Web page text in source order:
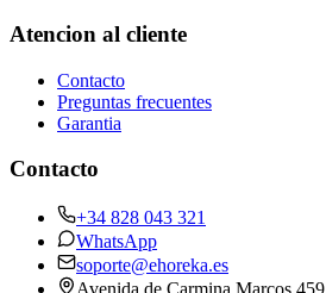
Atencion al cliente
Contacto
Preguntas frecuentes
Garantia
Contacto
+34 828 043 321
WhatsApp
soporte@ehoreka.es